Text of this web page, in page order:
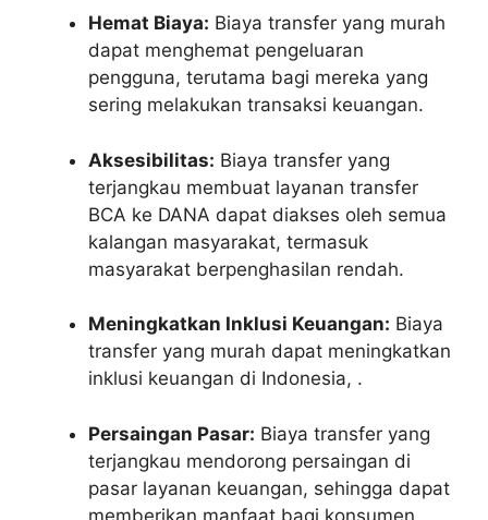
Hemat Biaya: Biaya transfer yang murah
dapat menghemat pengeluaran
pengguna, terutama bagi mereka yang
sering melakukan transaksi keuangan.
Aksesibilitas: Biaya transfer yang
terjangkau membuat layanan transfer
BCA ke DANA dapat diakses oleh semua
kalangan masyarakat, termasuk
masyarakat berpenghasilan rendah.
Meningkatkan Inklusi Keuangan: Biaya
transfer yang murah dapat meningkatkan
inklusi keuangan di Indonesia, .
Persaingan Pasar: Biaya transfer yang
terjangkau mendorong persaingan di
pasar layanan keuangan, sehingga dapat
memberikan manfaat bagi konsumen